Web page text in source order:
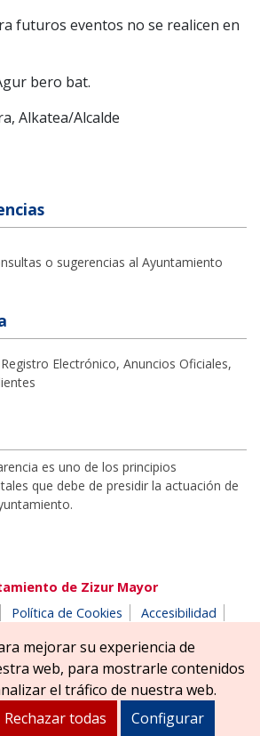
futuros eventos no se realicen en
bero bat.
Alkatea/Alcalde
o sugerencias al Ayuntamiento
Electrónico, Anuncios Oficiales,
es uno de los principios
que debe de presidir la actuación de
de Zizur Mayor
Política de Cookies
Accesibilidad
s/n | 31180 Zizur Mayor-Zizur
(NAVARRA-NAFARROA)
ayuntamiento@zizurmayor.es
mejorar su experiencia de
web, para mostrarle contenidos
el tráfico de nuestra web.
Rechazar todas Configurar